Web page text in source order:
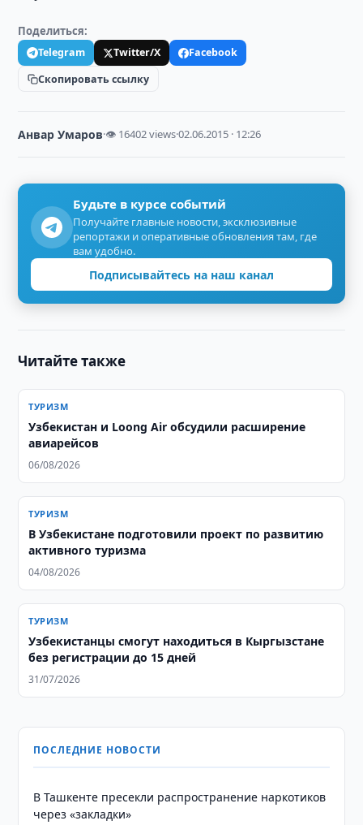
Поделиться:
Telegram Twitter/X
Facebook
Скопировать ссылку
Анвар Умаров·👁 16402 views·02.06.2015 · 12:26
Будьте в курсе событий
Получайте главные новости, эксклюзивные
репортажи и оперативные обновления там, где
вам удобно.
Подписывайтесь на наш канал
Читайте также
ТУРИЗМ
Узбекистан и Loong Air обсудили расширение
авиарейсов
06/08/2026
ТУРИЗМ
В Узбекистане подготовили проект по развитию
активного туризма
04/08/2026
ТУРИЗМ
Узбекистанцы смогут находиться в Кыргызстане
без регистрации до 15 дней
31/07/2026
ПОСЛЕДНИЕ НОВОСТИ
В Ташкенте пресекли распространение наркотиков
через «закладки»